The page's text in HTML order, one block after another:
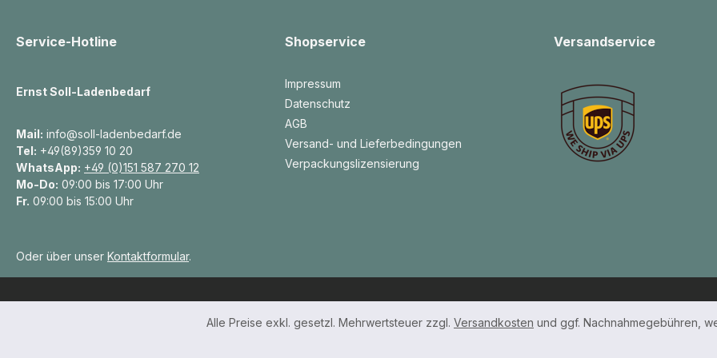
Service-Hotline
Ernst Soll-Ladenbedarf
Mail: info@soll-ladenbedarf.de
Tel: +49(89)359 10 20
WhatsApp: +49 (0)151 587 270 12
Mo-Do: 09:00 bis 17:00 Uhr
Fr. 09:00 bis 15:00 Uhr
Oder über unser Kontaktformular.
Shopservice
Impressum
Datenschutz
AGB
Versand- und Lieferbedingungen
Verpackungslizensierung
Versandservice
Alle Preise exkl. gesetzl. Mehrwertsteuer zzgl. Versandkosten und ggf. Nachnahmegebühren,